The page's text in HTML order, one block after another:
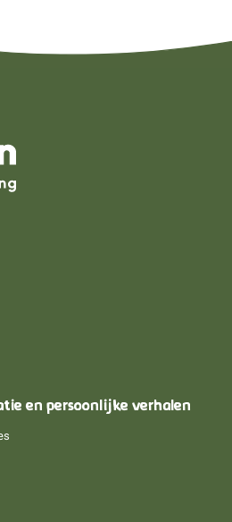
en persoonlijke verhalen